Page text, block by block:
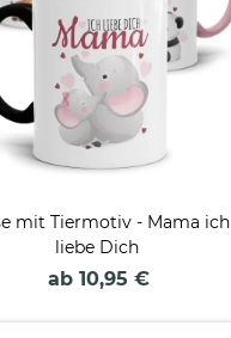
mit Tiermotiv - Mama ich
liebe Dich
ab 10,95 €